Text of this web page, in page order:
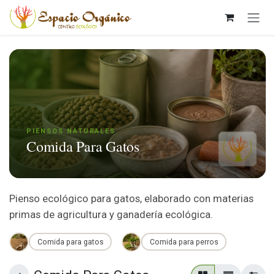
Ir al contenido
PIENSOS NATURALES
Comida Para Gatos
Pienso ecológico para gatos, elaborado con materias
primas de agricultura y ganadería ecológica.
Comida para gatos Comida para perros